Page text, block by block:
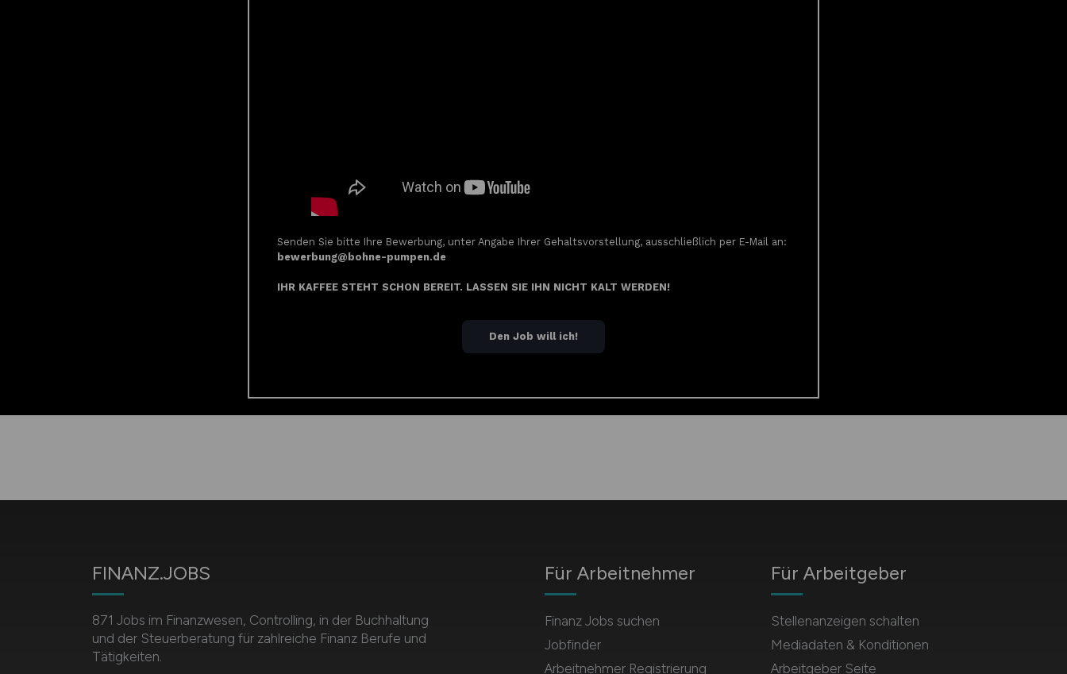
FINANZ.JOBS
871 Jobs im Finanzwesen, Controlling, in der Buchhaltung
und der Steuerberatung für zahlreiche Finanz Berufe und
Tätigkeiten.
Für Arbeitnehmer
Finanz Jobs suchen
Jobfinder
Arbeitnehmer Registrierung
Für Arbeitgeber
Stellenanzeigen schalten
Mediadaten & Konditionen
Arbeitgeber Seite